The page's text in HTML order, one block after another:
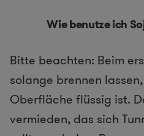
Wie benutze ich
Bitte beachten: Beim
solange brennen
Oberfläche flüssig ist.
vermieden, das sich